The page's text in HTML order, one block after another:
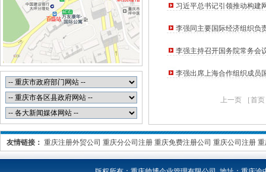
习近平总书记引领推动构建
李强同主要国际经济组织负
李强主持召开国务院常务会
李强出席上海合作组织成员
上一页 ［首
友情链接： 重庆注册外贸公司 重庆分公司注册 重庆免费注册公司 重庆公司注册